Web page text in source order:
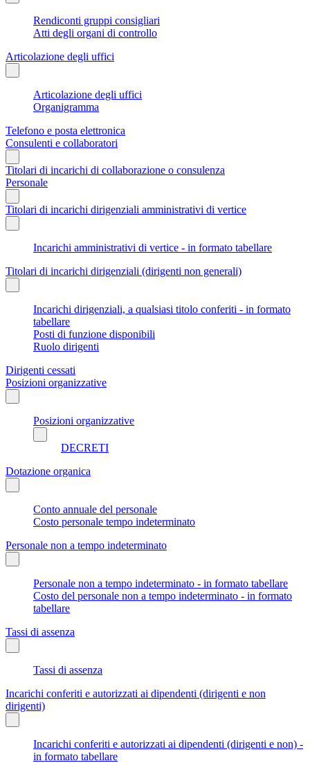
Rendiconti gruppi consigliari
Atti degli organi di controllo
Articolazione degli uffici
Articolazione degli uffici
Organigramma
Telefono e posta elettronica
Consulenti e collaboratori
Titolari di incarichi di collaborazione o consulenza
Personale
Titolari di incarichi dirigenziali amministrativi di vertice
Incarichi amministrativi di vertice - in formato tabellare
Titolari di incarichi dirigenziali (dirigenti non generali)
Incarichi dirigenziali, a qualsiasi titolo conferiti - in formato
tabellare
Posti di funzione disponibili
Ruolo dirigenti
Dirigenti cessati
Posizioni organizzative
Posizioni organizzative
DECRETI
Dotazione organica
Conto annuale del personale
Costo personale tempo indeterminato
Personale non a tempo indeterminato
Personale non a tempo indeterminato - in formato tabellare
Costo del personale non a tempo indeterminato - in formato
tabellare
Tassi di assenza
Tassi di assenza
Incarichi conferiti e autorizzati ai dipendenti (dirigenti e non
dirigenti)
Incarichi conferiti e autorizzati ai dipendenti (dirigenti e non) -
in formato tabellare